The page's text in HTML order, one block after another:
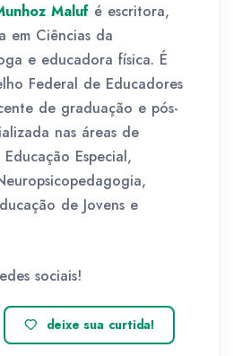
Maluf é escritora,
em Ciências da
e educadora física. É
Federal de Educadores
de graduação e pós-
nas áreas de
Especial,
de Jovens e
sociais!
deixe sua curtida!